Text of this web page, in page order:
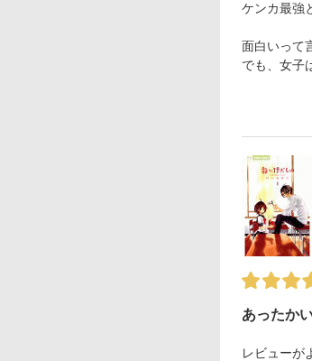
ケンカ最強
面白いって
でも、女子
あったか
レビューが